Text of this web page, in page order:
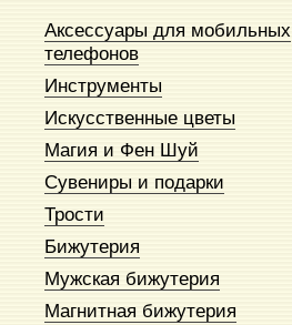
Аксессуары для мобильных
телефонов
Инструменты
Искусственные цветы
Магия и Фен Шуй
Сувениры и подарки
Трости
Бижутерия
Мужская бижутерия
Магнитная бижутерия